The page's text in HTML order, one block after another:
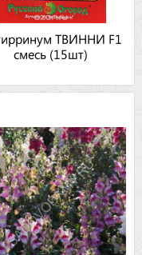
ТВИННИ F1
смесь (15шт)